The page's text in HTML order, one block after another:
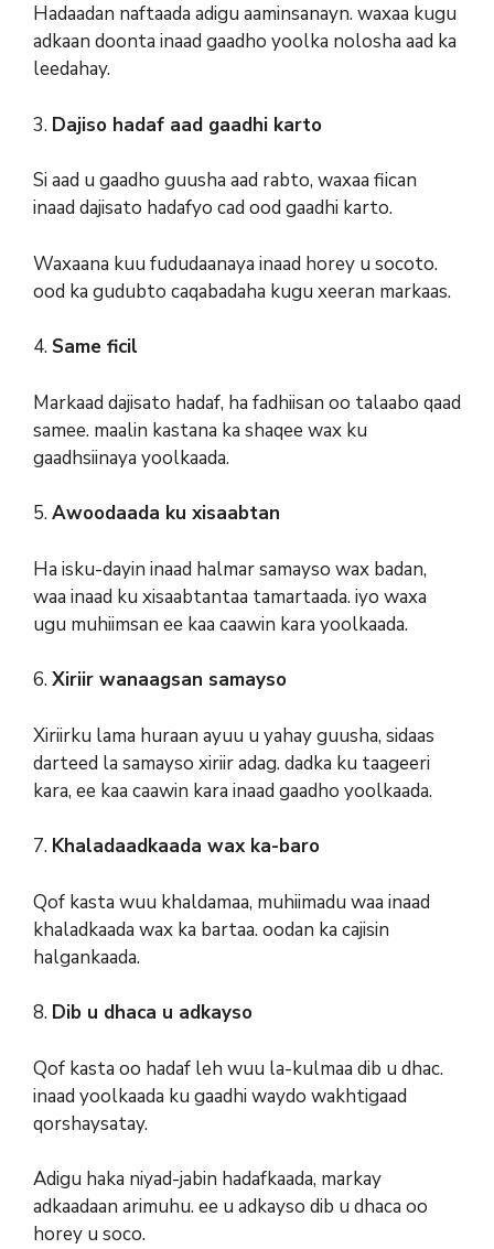
Hadaadan naftaada adigu aaminsanayn. waxaa kugu
adkaan doonta inaad gaadho yoolka nolosha aad ka
leedahay.
3. Dajiso hadaf aad gaadhi karto
Si aad u gaadho guusha aad rabto, waxaa fiican
inaad dajisato hadafyo cad ood gaadhi karto.
Waxaana kuu fududaanaya inaad horey u socoto.
ood ka gudubto caqabadaha kugu xeeran markaas.
4. Same ficil
Markaad dajisato hadaf, ha fadhiisan oo talaabo qaad
samee. maalin kastana ka shaqee wax ku
gaadhsiinaya yoolkaada.
5.Awoodaada ku xisaabtan
Ha isku-dayin inaad halmar samayso wax badan,
waa inaad ku xisaabtantaa tamartaada. iyo waxa
ugu muhiimsan ee kaa caawin kara yoolkaada.
6.Xiriir wanaagsan samayso
Xiriirku lama huraan ayuu u yahay guusha, sidaas
darteed la samayso xiriir adag. dadka ku taageeri
kara, ee kaa caawin kara inaad gaadho yoolkaada.
7. Khaladaadkaada wax ka-baro
Qof kasta wuu khaldamaa, muhiimadu waa inaad
khaladkaada wax ka bartaa. oodan ka cajisin
halgankaada.
8. Dib u dhaca u adkayso
Qof kasta oo hadaf leh wuu la-kulmaa dib u dhac.
inaad yoolkaada ku gaadhi waydo wakhtigaad
qorshaysatay.
Adigu haka niyad-jabin hadafkaada, markay
adkaadaan arimuhu. ee u adkayso dib u dhaca oo
horey u soco.